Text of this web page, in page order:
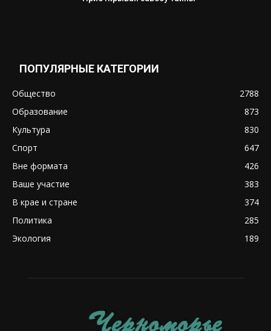
ПОПУЛЯРНЫЕ КАТЕГОРИИ
Общество
2788
Образование
873
Культура
830
Спорт
647
Вне формата
426
Ваше участие
383
В крае и стране
374
Политика
285
Экология
189